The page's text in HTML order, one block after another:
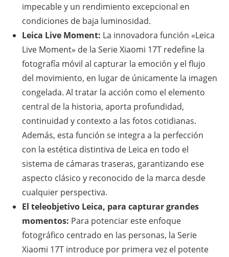
impecable y un rendimiento excepcional en
condiciones de baja luminosidad.
Leica Live Moment: La innovadora función «Leica
Live Moment» de la Serie Xiaomi 17T redefine la
fotografía móvil al capturar la emoción y el flujo
del movimiento, en lugar de únicamente la imagen
congelada. Al tratar la acción como el elemento
central de la historia, aporta profundidad,
continuidad y contexto a las fotos cotidianas.
Además, esta función se integra a la perfección
con la estética distintiva de Leica en todo el
sistema de cámaras traseras, garantizando ese
aspecto clásico y reconocido de la marca desde
cualquier perspectiva.
El teleobjetivo Leica, para capturar grandes
momentos: Para potenciar este enfoque
fotográfico centrado en las personas, la Serie
Xiaomi 17T introduce por primera vez el potente